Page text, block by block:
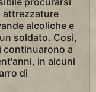
attrezzature
alcoliche e
soldato. Così,
continuarono a
in alcuni
di